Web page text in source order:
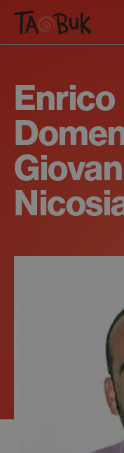
Enrico